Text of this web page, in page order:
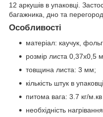
12 аркушів в упаковці.
багажника, дно та
Особливості
матеріал: каучук,
розмір листа 0,37х0,5
товщина листа: 3 мм;
кількість штук в
питома вага: 3.7 кг/м.кв
необхідність